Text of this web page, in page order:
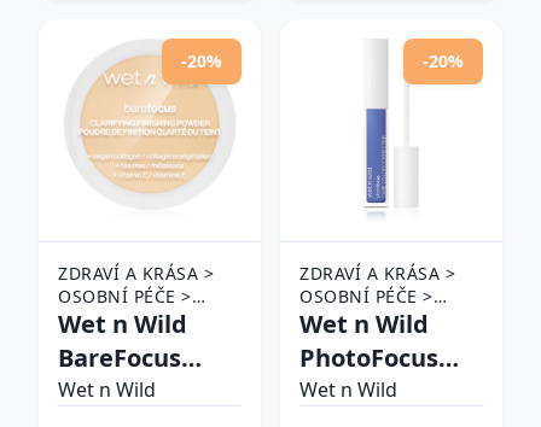
efektom
odtieň Venus
Swing 4.3 g
-20%
ZDRAVÍ A KRÁSA >
OSOBNÍ PÉČE >
KOSMETIKA > MAKE-
OBLIČEJ A TVÁŘE >
PUDRY
Wet n Wild
BareFocus
Clarifying
Wet n Wild
-20%
ZDRAVÍ A KRÁSA >
OSOBNÍ PÉČE >
KOSMETIKA > MAKE-
OBLIČEJ A TVÁŘE >
PODKLADOVÉ BÁZE
NA TVÁŘ
Wet n Wild
PhotoFocus
tekutý
Wet n Wild